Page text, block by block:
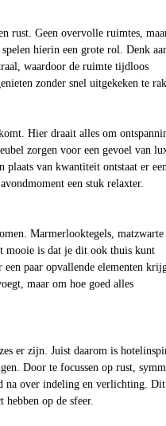
rust. Geen overvolle ruimtes,
hierin een grote rol. Denk
waardoor de ruimte tijdloos
zonder snel uitgekeken te
Hier draait alles om
zorgen voor een gevoel van
van kwantiteit ontstaat er
een stuk relaxter.
Marmerlooktegels, matzwarte
mooie is dat je dit ook thuis kunt
paar opvallende elementen
maar om hoe goed alles
er zijn. Juist daarom is
Door te focussen op rust,
na over indeling en verlichting.
op de sfeer.